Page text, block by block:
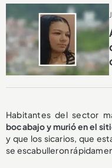
Habitantes del sector
bocabajo y murió en el
y que los sicarios, que
se escabulleron